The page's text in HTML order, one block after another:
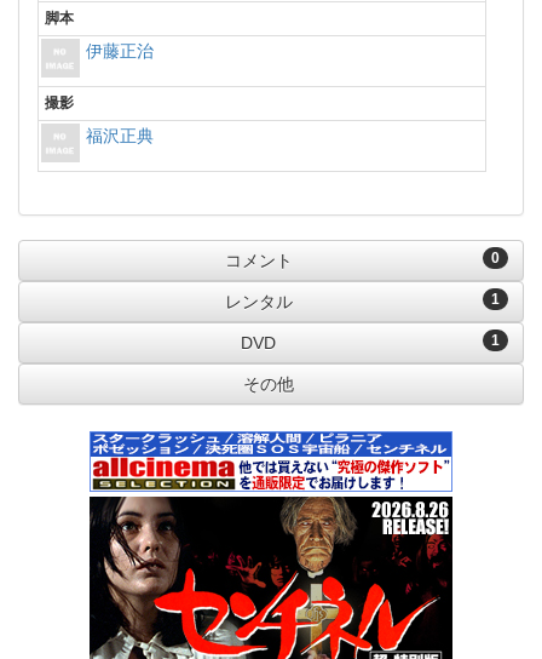
脚本
伊藤正治
撮影
福沢正典
0
コメント
1
レンタル
1
DVD
その他